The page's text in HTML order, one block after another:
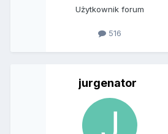
Użytkownik forum
516
jurgenator